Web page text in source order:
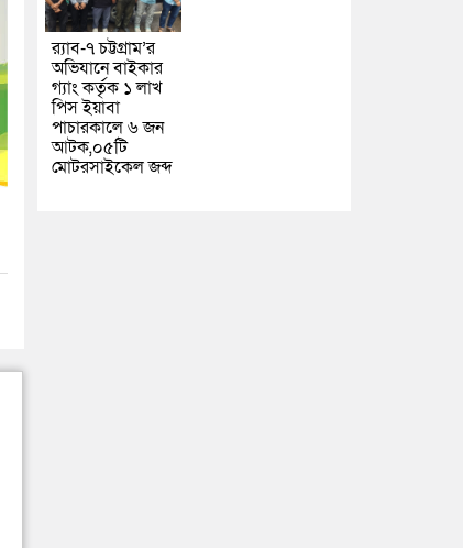
র‌্যাব-৭ চট্টগ্রাম’র
অভিযানে বাইকার
গ্যাং কর্তৃক ১ লাখ
পিস ইয়াবা
পাচারকালে ৬ জন
আটক,০৫টি
মোটরসাইকেল জব্দ